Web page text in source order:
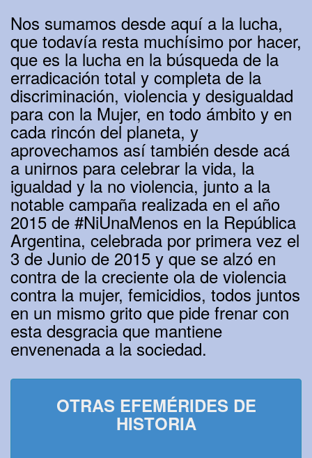
Nos sumamos desde aquí a la lucha,
que todavía resta muchísimo por hacer,
que es la lucha en la búsqueda de la
erradicación total y completa de la
discriminación, violencia y desigualdad
para con la Mujer, en todo ámbito y en
cada rincón del planeta, y
aprovechamos así también desde acá
a unirnos para celebrar la vida, la
igualdad y la no violencia, junto a la
notable campaña realizada en el año
2015 de #NiUnaMenos en la República
Argentina, celebrada por primera vez el
3 de Junio de 2015 y que se alzó en
contra de la creciente ola de violencia
contra la mujer, femicidios, todos juntos
en un mismo grito que pide frenar con
esta desgracia que mantiene
envenenada a la sociedad.
OTRAS EFEMÉRIDES DE
HISTORIA